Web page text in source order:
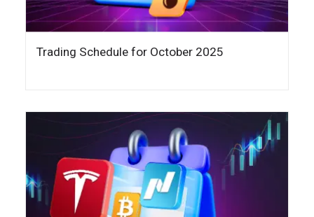
Trading Schedule for October 2025